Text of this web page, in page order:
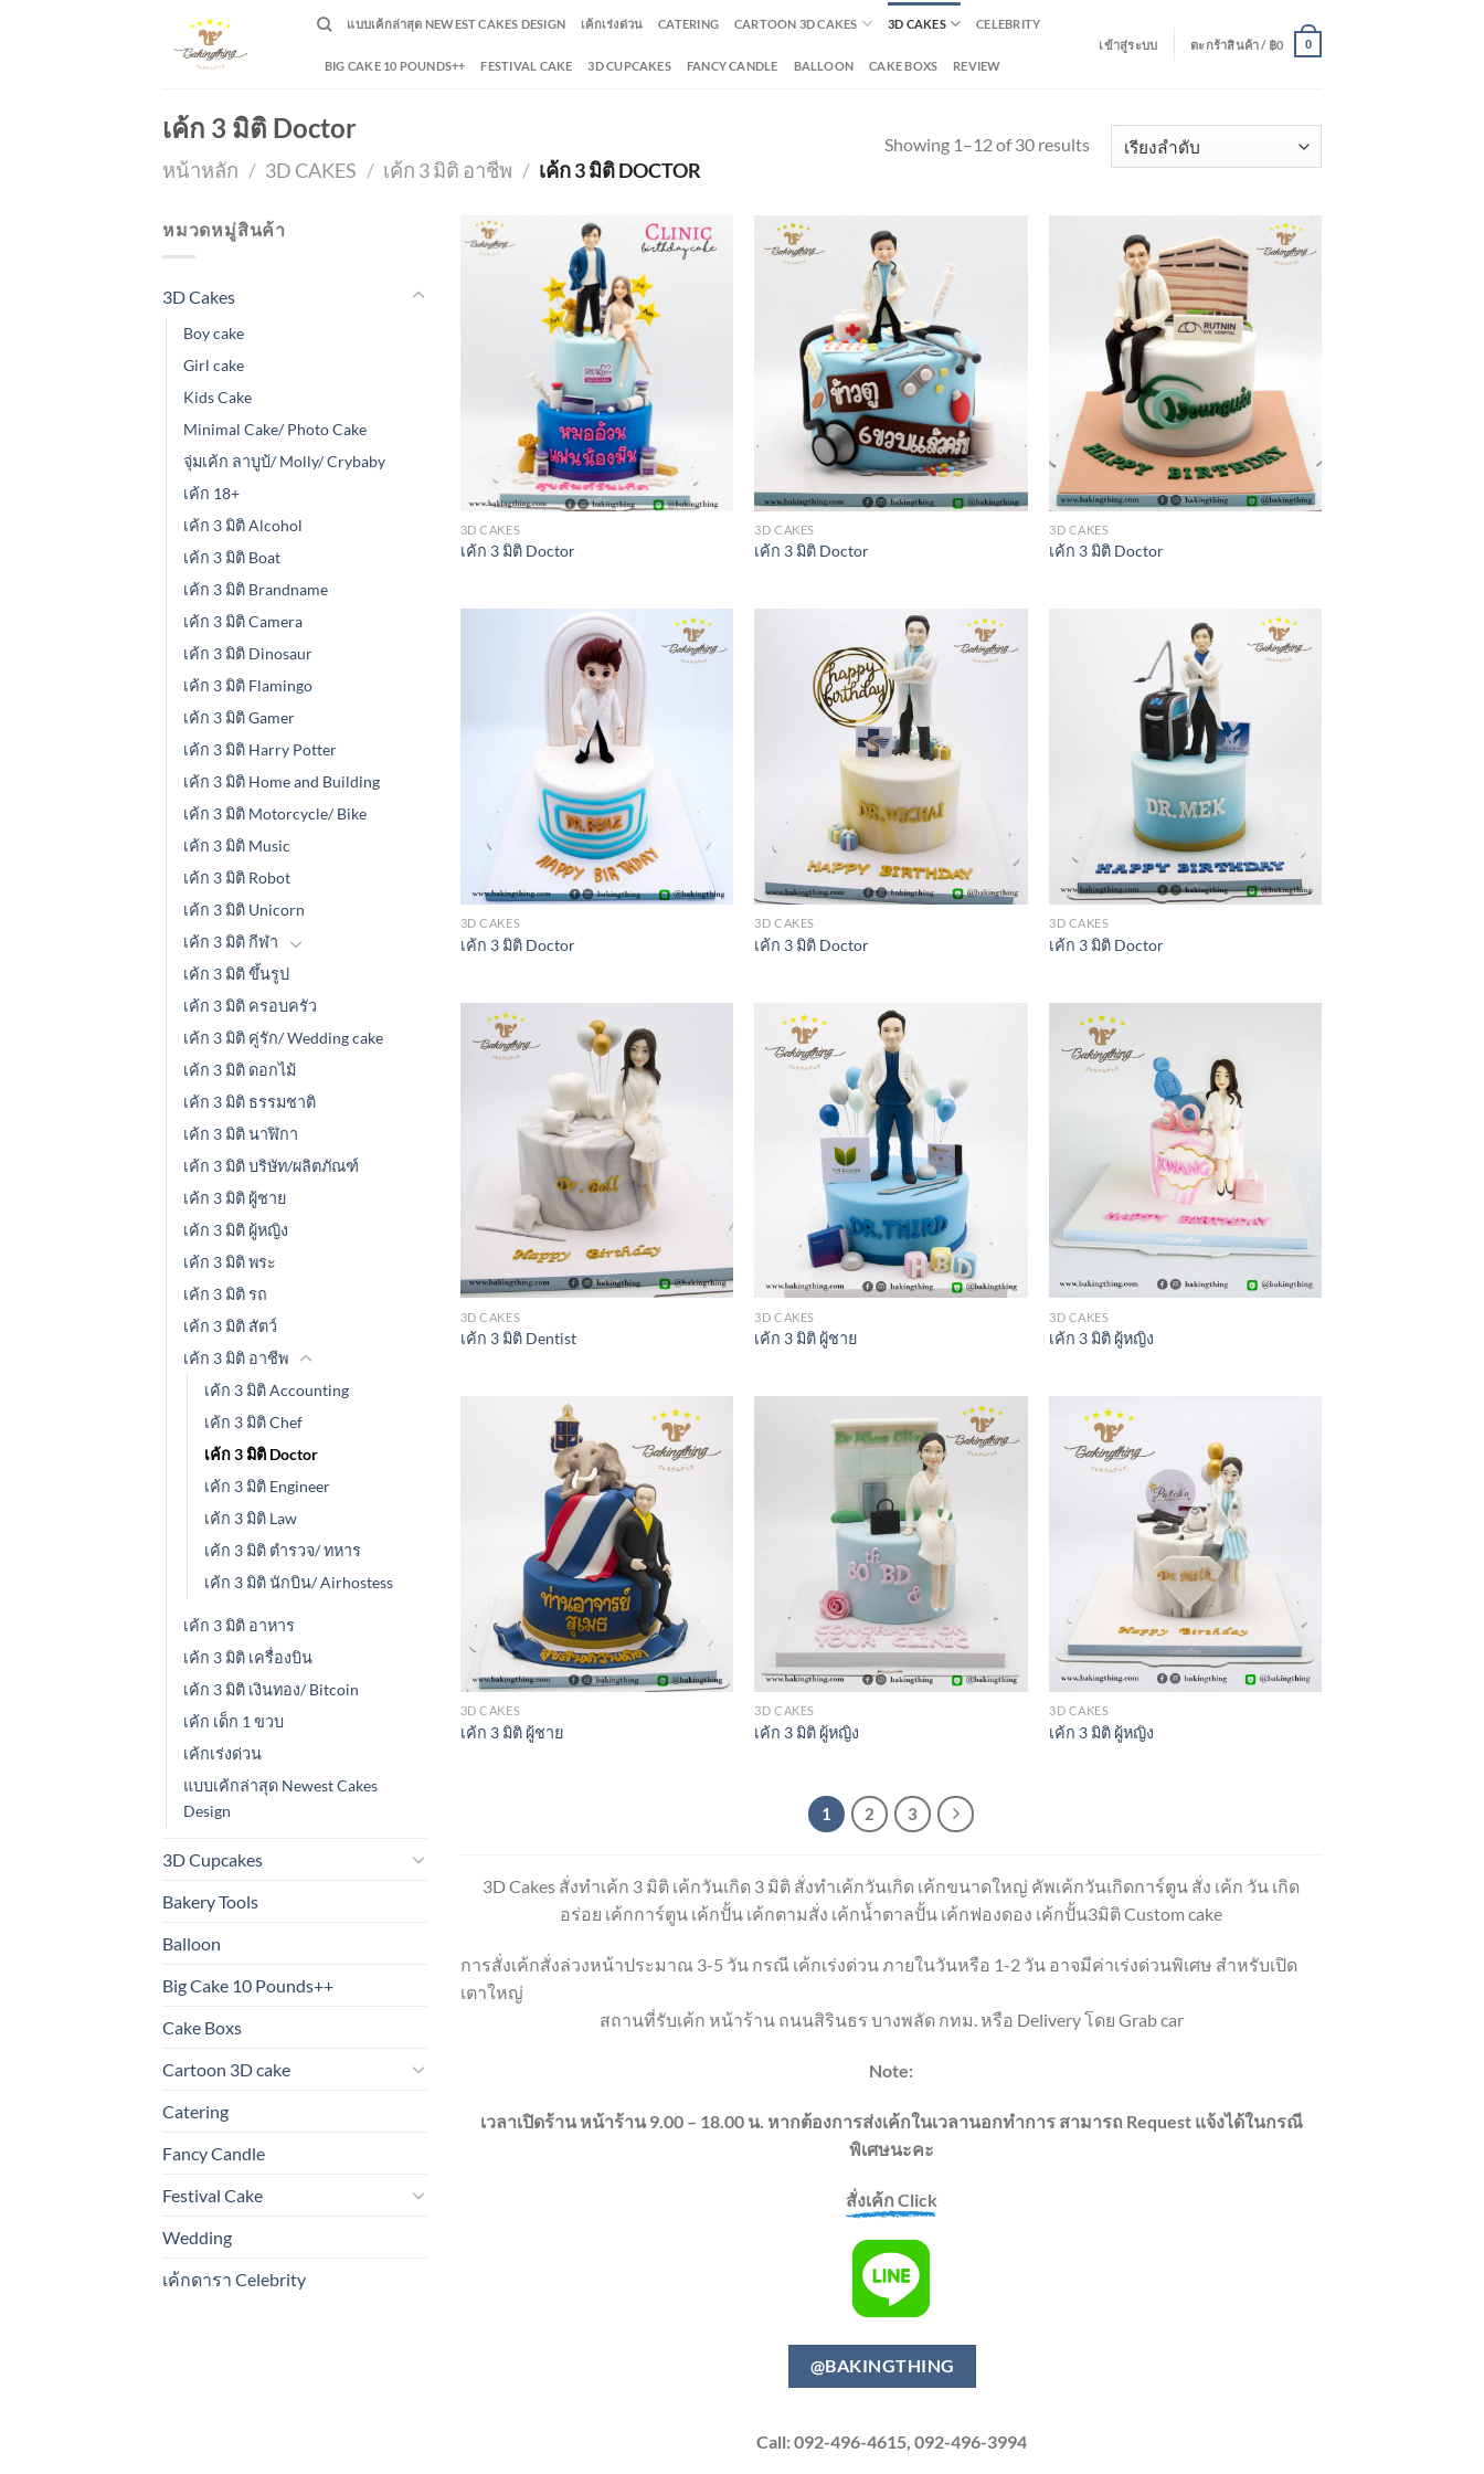
แบบเค้กล่าสุด NEWEST CAKES DESIGN เค้กเร่งด่วน CATERING CARTOON 3D CAKES 3D CAKES CELEBRITY
BIG CAKE 10 POUNDS++ FESTIVAL CAKE 3D CUPCAKES FANCY CANDLE BALLOON CAKE BOXS REVIEW
เข้าสู่ระบบ ตะกร้าสินค้า / ฿0 0
เค้ก 3 มิติ Doctor
หน้าหลัก / 3D CAKES / เค้ก 3 มิติ อาชีพ / เค้ก 3 มิติ DOCTOR
Showing 1–12 of 30 results
หมวดหมู่สินค้า
3D Cakes
Boy cake
Girl cake
Kids Cake
Minimal Cake/ Photo Cake
จุ่มเค้ก ลาบูบ้/ Molly/ Crybaby
เค้ก 18+
เค้ก 3 มิติ Alcohol
เค้ก 3 มิติ Boat
เค้ก 3 มิติ Brandname
เค้ก 3 มิติ Camera
เค้ก 3 มิติ Dinosaur
เค้ก 3 มิติ Flamingo
เค้ก 3 มิติ Gamer
เค้ก 3 มิติ Harry Potter
เค้ก 3 มิติ Home and Building
เค้ก 3 มิติ Motorcycle/ Bike
เค้ก 3 มิติ Music
เค้ก 3 มิติ Robot
เค้ก 3 มิติ Unicorn
เค้ก 3 มิติ กีฬา
เค้ก 3 มิติ ขึ้นรูป
เค้ก 3 มิติ ครอบครัว
เค้ก 3 มิติ คู่รัก/ Wedding cake
เค้ก 3 มิติ ดอกไม้
เค้ก 3 มิติ ธรรมชาติ
เค้ก 3 มิติ นาฬิกา
เค้ก 3 มิติ บริษัท/ผลิตภัณฑ์
เค้ก 3 มิติ ผู้ชาย
เค้ก 3 มิติ ผู้หญิง
เค้ก 3 มิติ พระ
เค้ก 3 มิติ รถ
เค้ก 3 มิติ สัตว์
เค้ก 3 มิติ อาชีพ
เค้ก 3 มิติ Accounting
เค้ก 3 มิติ Chef
เค้ก 3 มิติ Doctor
เค้ก 3 มิติ Engineer
เค้ก 3 มิติ Law
เค้ก 3 มิติ ตำรวจ/ ทหาร
เค้ก 3 มิติ นักบิน/ Airhostess
เค้ก 3 มิติ อาหาร
เค้ก 3 มิติ เครื่องบิน
เค้ก 3 มิติ เงินทอง/ Bitcoin
เค้ก เด็ก 1 ขวบ
เค้กเร่งด่วน
แบบเค้กล่าสุด Newest Cakes
Design
3D Cupcakes
Bakery Tools
Balloon
Big Cake 10 Pounds++
Cake Boxs
Cartoon 3D cake
Catering
Fancy Candle
Festival Cake
Wedding
เค้กดารา Celebrity
3D CAKES
เค้ก 3 มิติ Doctor
3D CAKES
เค้ก 3 มิติ Doctor
3D CAKES
เค้ก 3 มิติ Doctor
3D CAKES
เค้ก 3 มิติ Doctor
3D CAKES
เค้ก 3 มิติ Doctor
3D CAKES
เค้ก 3 มิติ Doctor
3D CAKES
เค้ก 3 มิติ Dentist
3D CAKES
เค้ก 3 มิติ ผู้ชาย
3D CAKES
เค้ก 3 มิติ ผู้หญิง
3D CAKES
เค้ก 3 มิติ ผู้ชาย
3D CAKES
เค้ก 3 มิติ ผู้หญิง
3D CAKES
เค้ก 3 มิติ ผู้หญิง
1 2 3
3D Cakes สั่งทำเค้ก 3 มิติ เค้กวันเกิด 3 มิติ สั่งทำเค้กวันเกิด เค้กขนาดใหญ่ คัพเค้กวันเกิดการ์ตูน สั่ง เค้ก วัน เกิด
อร่อย เค้กการ์ตูน เค้กปั้น เค้กตามสั่ง เค้กน้ำตาลปั้น เค้กฟองดอง เค้กปั้น3มิติ Custom cake
การสั่งเค้กสั่งล่วงหน้าประมาณ 3-5 วัน กรณี เค้กเร่งด่วน ภายในวันหรือ 1-2 วัน อาจมีค่าเร่งด่วนพิเศษ สำหรับเปิด
เตาใหญ่
สถานที่รับเค้ก หน้าร้าน ถนนสิรินธร บางพลัด กทม. หรือ Delivery โดย Grab car
Note:
เวลาเปิดร้าน หน้าร้าน 9.00 – 18.00 น. หากต้องการส่งเค้กในเวลานอกทำการ สามารถ Request แจ้งได้ในกรณี
พิเศษนะคะ
สั่งเค้ก Click
@BAKINGTHING
Call: 092-496-4615, 092-496-3994